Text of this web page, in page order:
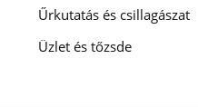
Űrkutatás és csillagászat
Üzlet és tőzsde